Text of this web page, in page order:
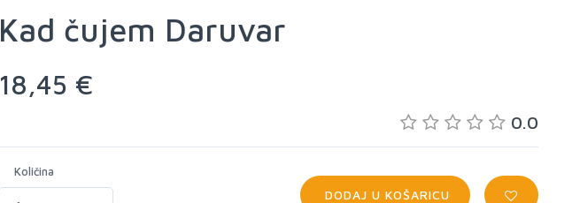
Kad čujem Daruvar
18,45 €
0.0
Količina
DODAJ U KOŠARICU